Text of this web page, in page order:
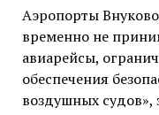
Аэропорты
временно не
авиарейсы,
обеспечения
воздушных судов»,